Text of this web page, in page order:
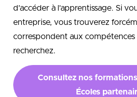
d’accéder à l’apprentissage. Si
entreprise, vous trouverez
correspondent aux compétences
recherchez.
Consultez nos
Écoles